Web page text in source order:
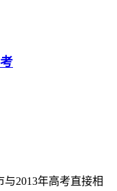
2013年高考直接相